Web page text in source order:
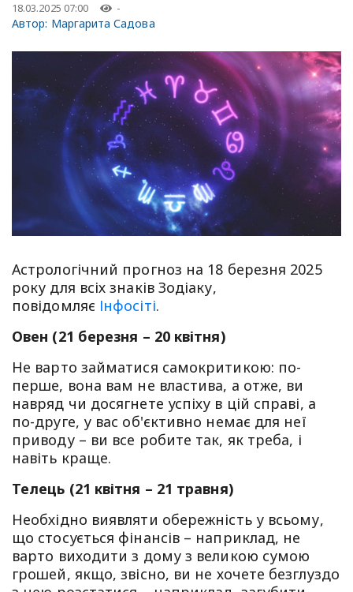
18.03.2025 07:00 -
Автор: Маргарита Садова
Астрологічний прогноз на 18 березня 2025
року для всіх знаків Зодіаку,
повідомляє Інфосіті.
Овен (21 березня – 20 квітня)
Не варто займатися самокритикою: по-
перше, вона вам не властива, а отже, ви
навряд чи досягнете успіху в цій справі, а
по-друге, у вас об'єктивно немає для неї
приводу – ви все робите так, як треба, і
навіть краще.
Телець (21 квітня – 21 травня)
Необхідно виявляти обережність у всьому,
що стосується фінансів – наприклад, не
варто виходити з дому з великою сумою
грошей, якщо, звісно, ви не хочете безглуздо